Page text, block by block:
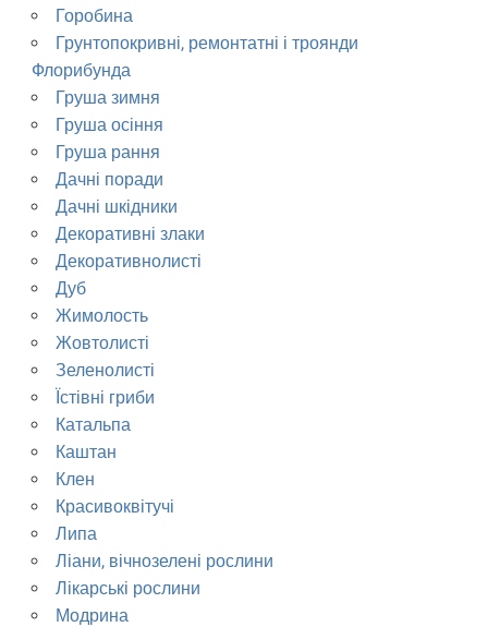
Горобина
Грунтопокривні, ремонтатні і троянди
Флорибунда
Груша зимня
Груша осіння
Груша рання
Дачні поради
Дачні шкідники
Декоративні злаки
Декоративнолисті
Дуб
Жимолость
Жовтолисті
Зеленолисті
Їстівні гриби
Катальпа
Каштан
Клен
Красивоквітучі
Липа
Ліани, вічнозелені рослини
Лікарські рослини
Модрина